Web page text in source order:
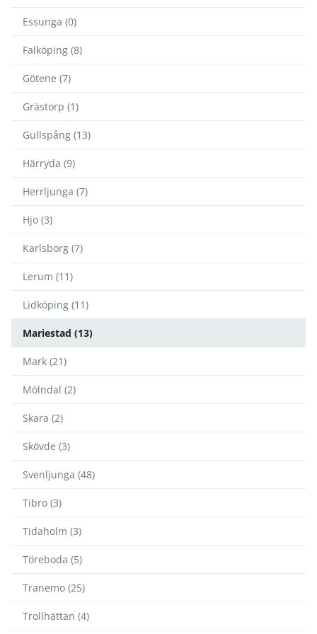
Essunga (0)
Falköping (8)
Götene (7)
Grästorp (1)
Gullspång (13)
Härryda (9)
Herrljunga (7)
Hjo (3)
Karlsborg (7)
Lerum (11)
Lidköping (11)
Mariestad (13)
Mark (21)
Mölndal (2)
Skara (2)
Skövde (3)
Svenljunga (48)
Tibro (3)
Tidaholm (3)
Töreboda (5)
Tranemo (25)
Trollhättan (4)